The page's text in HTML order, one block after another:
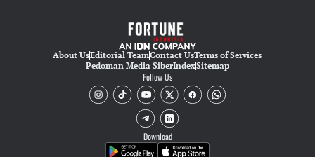
About UsEditorial TeamContact UsTerms of Services
Pedoman Media SiberIndexSitemap
Follow Us
Download